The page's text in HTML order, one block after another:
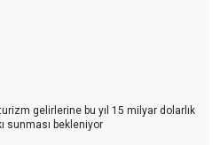
gelirlerine bu yıl 15 milyar dolarlık
sunması bekleniyor